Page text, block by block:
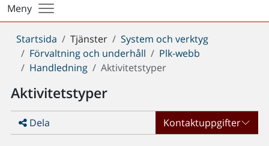
Meny
Du
är
här:
Startsida Tjänster
System och verktyg
Förvaltning och underhåll
Plk-webb
Handledning
Aktivitetstyper
Aktivitetstyper
Dela Kontaktuppgifter